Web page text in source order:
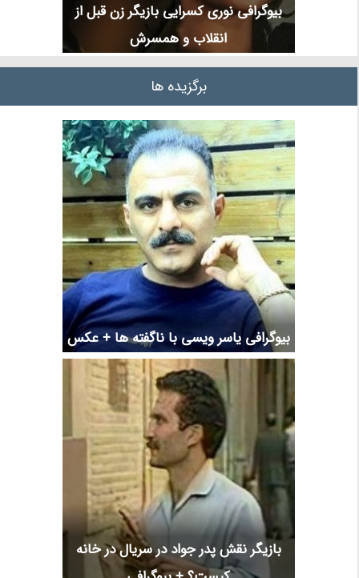
بیوگرافی نوری کسرایی بازیگر زن قبل از
انقلاب و همسرش
برگزیده ها
بیوگرافی یاسر ویسی با ناگفته ها + عکس
بازیگر نقش پدر جواد در سریال در خانه